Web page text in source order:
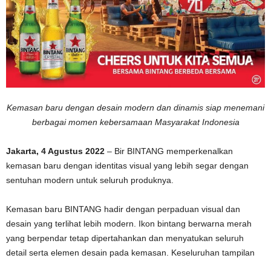
Kemasan baru dengan desain modern dan dinamis siap menemani
berbagai momen kebersamaan Masyarakat Indonesia
Jakarta, 4 Agustus 2022 – Bir BINTANG memperkenalkan
kemasan baru dengan identitas visual yang lebih segar dengan
sentuhan modern untuk seluruh produknya.
Kemasan baru BINTANG hadir dengan perpaduan visual dan
desain yang terlihat lebih modern. Ikon bintang berwarna merah
yang berpendar tetap dipertahankan dan menyatukan seluruh
detail serta elemen desain pada kemasan. Keseluruhan tampilan